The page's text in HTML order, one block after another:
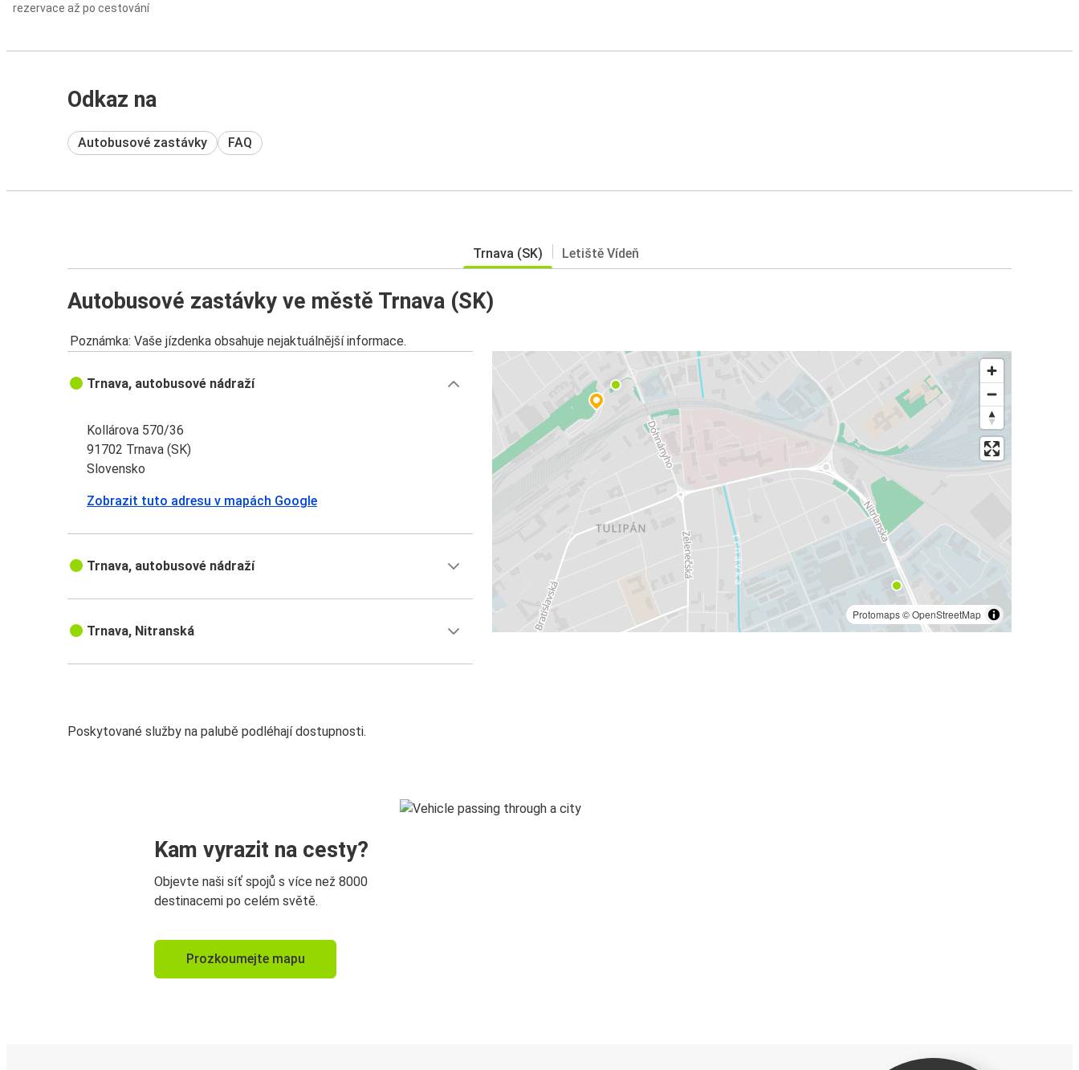
rezervace až po cestování
Odkaz na
Autobusové zastávky FAQ
Trnava (SK) Letiště Vídeň
Autobusové zastávky ve městě Trnava (SK)
Poznámka: Vaše jízdenka obsahuje nejaktuálnější informace.
Protomaps©OpenStreetMap
Trnava, autobusové nádraží
Kollárova 570/36
91702 Trnava (SK)
Slovensko
Zobrazit tuto adresu v mapách Google
Trnava, autobusové nádraží
Trnava, Nitranská
Poskytované služby na palubě podléhají dostupnosti.
Kam vyrazit na cesty?
Objevte naši síť spojů s více než 8000
destinacemi po celém světě.
Prozkoumejte mapu